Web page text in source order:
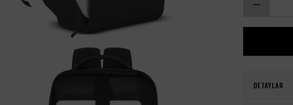
DETAYLAR